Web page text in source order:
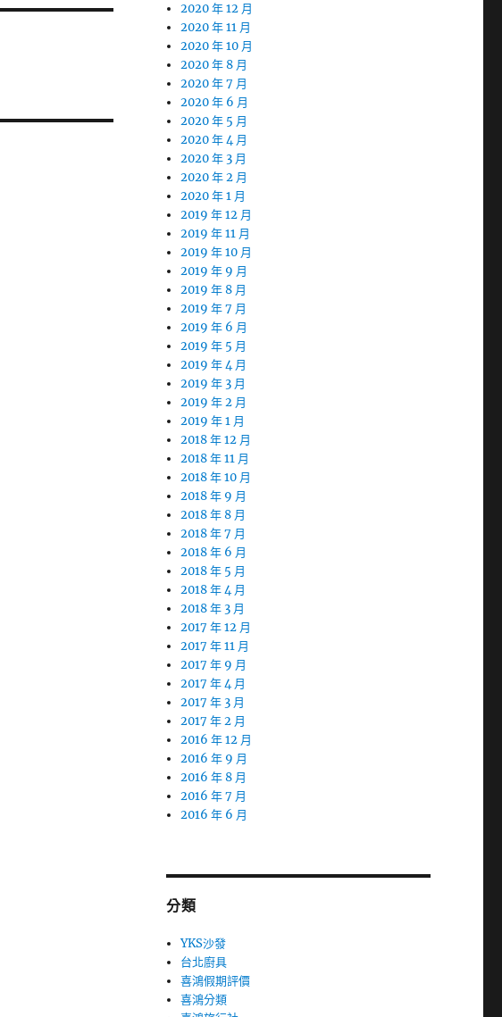
2020 年 12 月
2020 年 11 月
2020 年 10 月
2020 年 8 月
2020 年 7 月
2020 年 6 月
2020 年 5 月
2020 年 4 月
2020 年 3 月
2020 年 2 月
2020 年 1 月
2019 年 12 月
2019 年 11 月
2019 年 10 月
2019 年 9 月
2019 年 8 月
2019 年 7 月
2019 年 6 月
2019 年 5 月
2019 年 4 月
2019 年 3 月
2019 年 2 月
2019 年 1 月
2018 年 12 月
2018 年 11 月
2018 年 10 月
2018 年 9 月
2018 年 8 月
2018 年 7 月
2018 年 6 月
2018 年 5 月
2018 年 4 月
2018 年 3 月
2017 年 12 月
2017 年 11 月
2017 年 9 月
2017 年 4 月
2017 年 3 月
2017 年 2 月
2016 年 12 月
2016 年 9 月
2016 年 8 月
2016 年 7 月
2016 年 6 月
分類
YKS沙發
台北廚具
喜鴻假期評價
喜鴻分類